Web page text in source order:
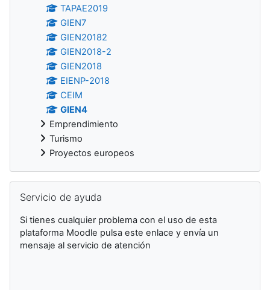
TAPAE2019
GIEN7
GIEN20182
GIEN2018-2
GIEN2018
EIENP-2018
CEIM
GIEN4
Emprendimiento
Turismo
Proyectos europeos
Servicio de ayuda
Si tienes cualquier problema con el uso de esta
plataforma Moodle pulsa este enlace y envía un
mensaje al servicio de atención